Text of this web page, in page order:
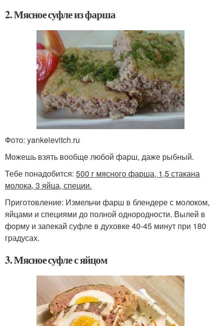
2. Мясное суфле из фарша
Фото: yankelevitch.ru
Можешь взять вообще любой фарш, даже рыбный.
Тебе понадобится: 500 г мясного фарша, 1,5 стакана
молока, 3 яйца, специи.
Приготовление: Измельчи фарш в блендере с молоком,
яйцами и специями до полной однородности. Вылей в
форму и запекай суфле в духовке 40-45 минут при 180
градусах.
3. Мясное суфле с яйцом